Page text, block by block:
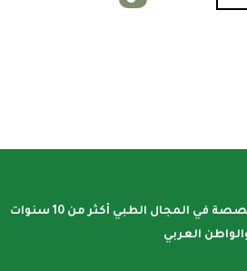
أقوي شركات التسويق المتخصصة في المجال الطبي أكثر من 10 سنوات
العربي